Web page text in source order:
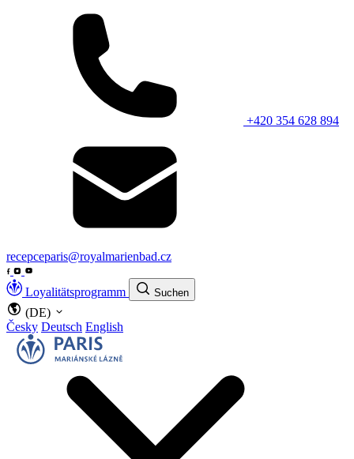
+420 354 628 894
recepceparis@royalmarienbad.cz
Loyalitätsprogramm Suchen
(DE)
Česky Deutsch English